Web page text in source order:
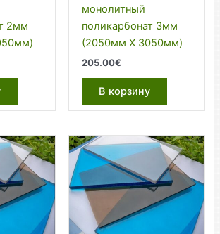
2мм
монолитный
поликарбонат 3мм
(2050мм Х 3050мм)
205.00€
В корзину